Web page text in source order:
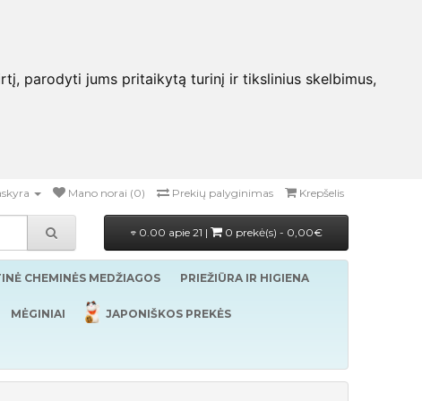
parodyti jums pritaikytą turinį ir tikslinius skelbimus,
Mano norai (0) Prekių palyginimas Krepšelis
0.00 apie 21 | 0 prekė(s) - 0,00€
CHEMINĖS MEDŽIAGOS PRIEŽIŪRA IR HIGIENA
MĖGINIAI JAPONIŠKOS PREKĖS